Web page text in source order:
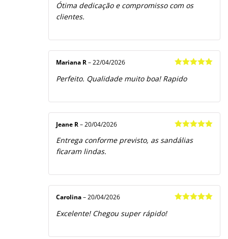
de 5
Ótima dedicação e compromisso com os
clientes.
de 5
Mariana R – 22/04/2026
Perfeito. Qualidade muito boa! Rapido
de 5
Jeane R – 20/04/2026
Entrega conforme previsto, as sandálias
ficaram lindas.
Carolina – 20/04/2026
Excelente! Chegou super rápido!